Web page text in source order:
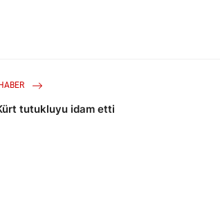
tutukluyu idam etti